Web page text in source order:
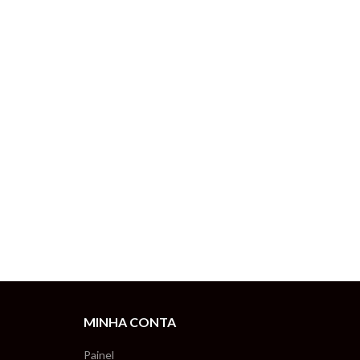
MINHA CONTA
Painel